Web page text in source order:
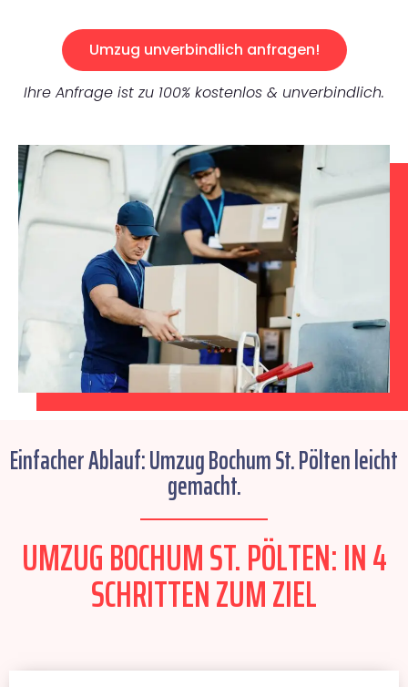
Umzug unverbindlich anfragen!
Ihre Anfrage ist zu 100% kostenlos & unverbindlich.
Einfacher Ablauf: Umzug Bochum St. Pölten leicht
gemacht.
UMZUG BOCHUM ST. PÖLTEN: IN 4
SCHRITTEN ZUM ZIEL